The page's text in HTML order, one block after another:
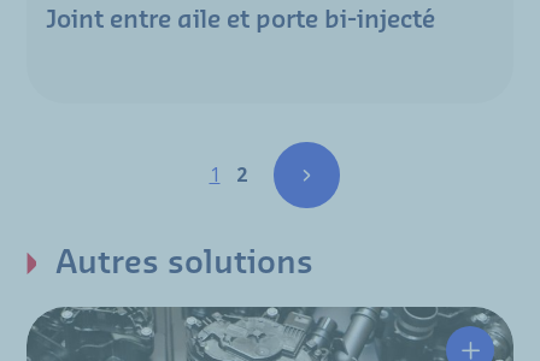
Joint entre aile et porte bi-injecté
Pagination
Page
1 Page
2
Autres solutions